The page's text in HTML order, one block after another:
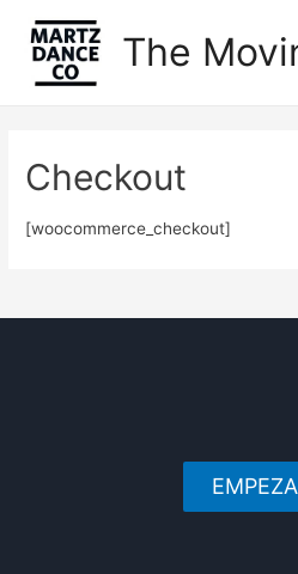
The
Checkout
[woocommerce_checkout]